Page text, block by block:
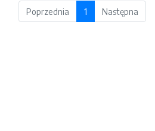
Poprzednia
1 Następna